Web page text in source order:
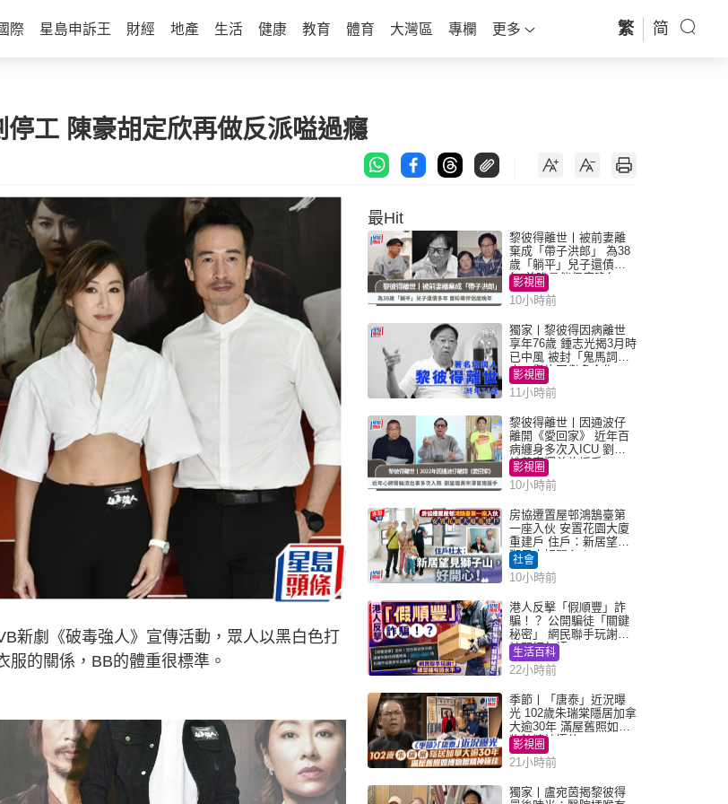
際 星島申訴王 財經 地產 生活 健康 教育 體育 大灣區 專欄 更多 繁 简
工 陳豪胡定欣再做反派嗌過癮
新劇《破毒強人》宣傳活動，眾人以黑白色打
的關係，BB的體重很標準。
最Hit
黎彼得離世丨被前妻離
棄成「帶子洪郎」 為38
歲「躺平」兒子還債多
年 曾盼尋伴侶度晚年
影視圈
10小時前
獨家丨黎彼得因病離世
享年76歲 鍾志光揭3月時
已中風 被封「鬼馬詞
人」與許冠傑多合作
影視圈
11小時前
黎彼得離世丨因通波仔
離開《愛回家》 近年百
病纏身多次入ICU 劉鑾
雄黃宗澤曾施援手
影視圈
10小時前
房協遷置屋邨鴻鵠臺第
一座入伙 安置花園大廈
重建戶 住戶：新居望見
獅子山好開心！
社會
10小時前
港人反擊「假順豐」詐
騙！？ 公開騙徒「關鍵
秘密」 網民聯手玩謝：
練習緬甸語
生活百科
22小時前
季節丨「唐泰」近況曝
光 102歲朱瑞棠隱居加拿
大逾30年 滿屋舊照如博
物館精神極佳
影視圈
21小時前
獨家丨盧宛茵揭黎彼得